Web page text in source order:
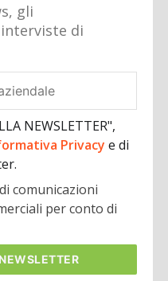
gli
di
NEWSLETTER",
Privacye di
comunicazioni
per conto di